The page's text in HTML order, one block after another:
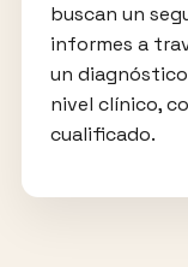
buscan un
informes a
un
nivel clínico,
cualificado.